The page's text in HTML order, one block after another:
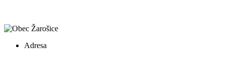
Adresa